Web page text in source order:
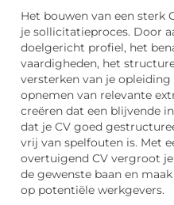
Het bouwen van een sterk
je sollicitatieproces. Door
doelgericht profiel, het
vaardigheden, het
versterken van je
opnemen van relevante
creëren dat een blijvende
dat je CV goed
vrij van spelfouten is. Met
overtuigend CV vergroot
de gewenste baan en
op potentiële werkgevers.